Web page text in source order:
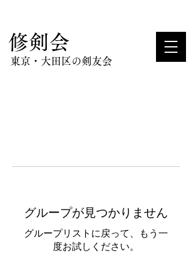
​修剣会
東京・大田区の剣友会
グループが見つかりません
グループリストに戻って、もう一
度お試しください。